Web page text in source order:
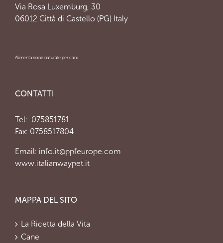
Via Rosa Luxemburg, 30
06012 Città di Castello (PG) Italy
Alimentazione naturale per cani
CONTATTI
Tel: 075851781
Fax: 0758517804
Email: info.it@ppfeurope.com
www.italianwaypet.it
MAPPA DEL SITO
La Ricetta della Vita
Cane